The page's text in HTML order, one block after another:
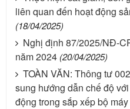
liên quan đến hoạt động
(18/04/2025)
Nghị định 87/2025/NĐ-
năm 2024 (20/04/2025)
TOÀN VĂN: Thông tư
sung hướng dẫn chế độ
động trong sắp xếp bộ máy